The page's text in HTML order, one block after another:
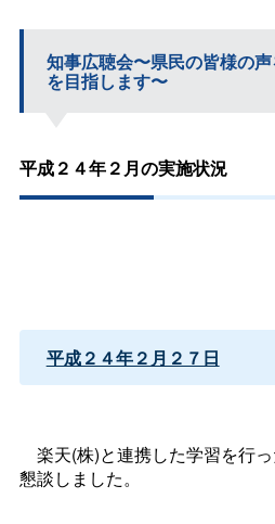
知事広聴会〜県民の皆様の
を目指します〜
平成２４年２月の実施状況
平成２４年２月２７日
楽天(株)と連携した学習を行
懇談しました。